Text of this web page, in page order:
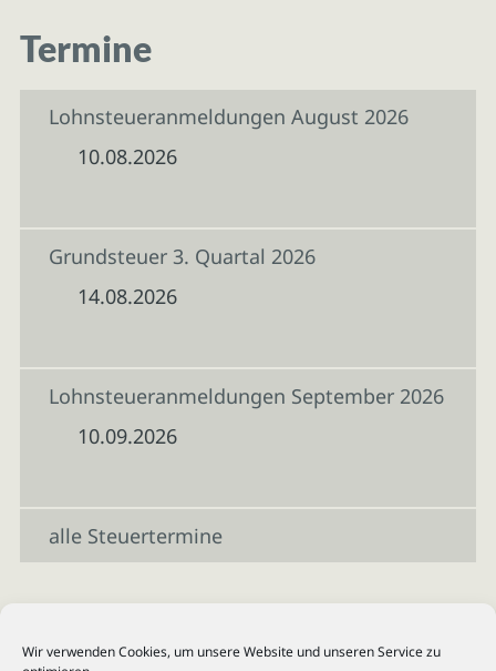
Wir verwenden Cookies, um unsere Website und unseren Service zu
Termine
Lohnsteueranmeldungen August 2026
10.08.2026
Grundsteuer 3. Quartal 2026
14.08.2026
Lohnsteueranmeldungen September 2026
10.09.2026
alle Steuertermine